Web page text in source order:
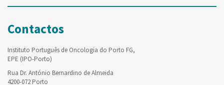
Contactos
Instituto Português de Oncologia do Porto FG,
EPE (IPO-Porto)
Rua Dr. António Bernardino de Almeida
4200-072 Porto